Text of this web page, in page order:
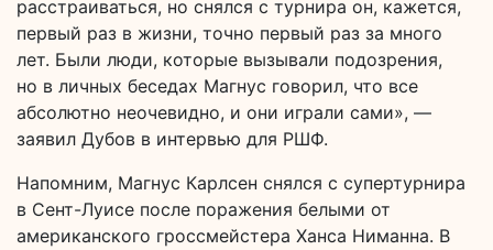
расстраиваться, но снялся с турнира он, кажется,
первый раз в жизни, точно первый раз за много
лет. Были люди, которые вызывали подозрения,
но в личных беседах Магнус говорил, что все
абсолютно неочевидно, и они играли сами», —
заявил Дубов в интервью для РШФ.
Напомним, Магнус Карлсен снялся с супертурнира
в Сент-Луисе после поражения белыми от
американского гроссмейстера Ханса Ниманна. В